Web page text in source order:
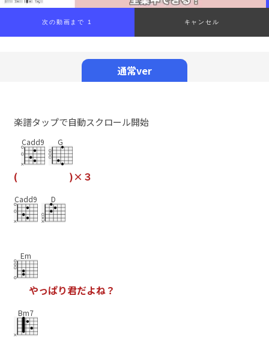
次の動画まで 1 キャンセル
通常ver
楽譜タップで自動スクロール開始
(
Cadd9 G
)× ３
Cadd9 D
Em
やっぱり君だよね？
Bm7